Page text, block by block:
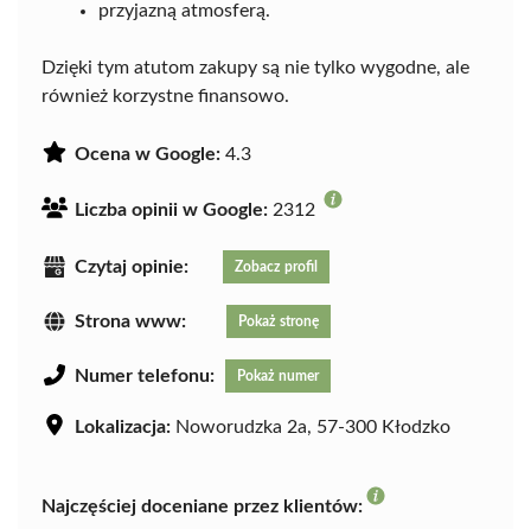
przyjazną atmosferą.
Dzięki tym atutom zakupy są nie tylko wygodne, ale
również korzystne finansowo.
Ocena w Google: 4.3
Liczba opinii w Google: 2312
Czytaj opinie: Zobacz profil
Strona www: Pokaż stronę
Numer telefonu: Pokaż numer
Lokalizacja: Noworudzka 2a, 57-300 Kłodzko
Najczęściej doceniane przez klientów: